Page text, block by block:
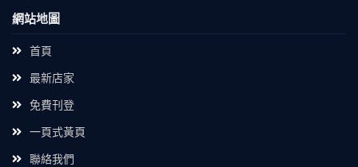
網站地圖
首頁
最新店家
免費刊登
一頁式黃頁
聯絡我們